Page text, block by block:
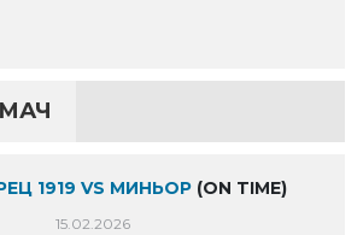
1919 VS МИНЬОР (ON TIME)
15.02.2026